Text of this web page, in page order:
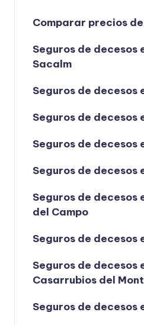
Comparar precios
Seguros de decesos
Sacalm
Seguros de decesos
Seguros de decesos
Seguros de decesos
Seguros de decesos
Seguros de decesos
del Campo
Seguros de decesos
Seguros de decesos
Casarrubios del
Seguros de decesos